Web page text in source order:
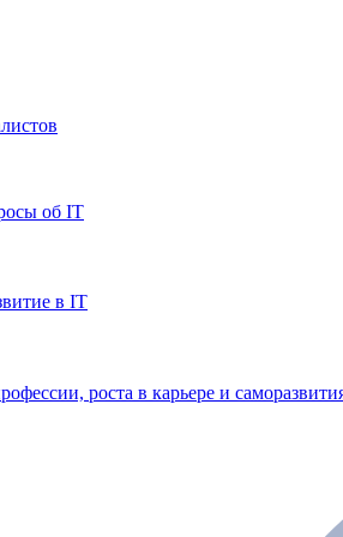
об IT
в IT
роста в карьере и